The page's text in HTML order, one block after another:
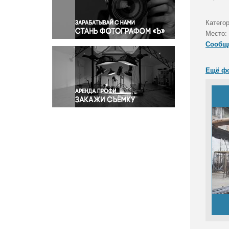
Правосудие
Происшествия и конфликты
Религия
Светская жизнь
Спорт
Экология
Экономика и бизнес
Место:
Ещё